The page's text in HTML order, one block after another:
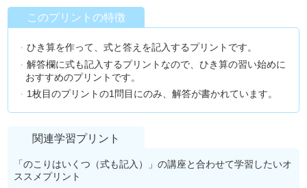
このプリントの特徴
ひき算を作って、式と答えを記入するプリントです。
解答欄に式も記入するプリントなので、ひき算の習い始めに
おすすめのプリントです。
1枚目のプリントの1問目にのみ、解答が書かれています。
関連学習プリント
「のこりはいくつ（式も記入）」の講座と合わせて学習したいオ
ススメプリント